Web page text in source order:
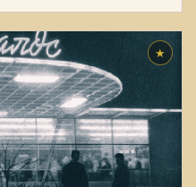
★